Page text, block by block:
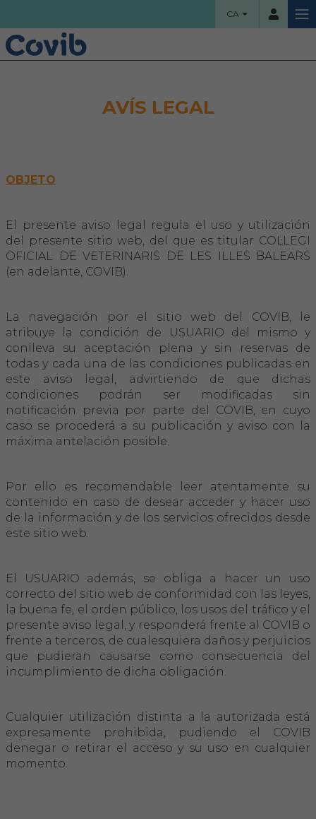
CA
Accés
HOME
Organigrama
Projectes socials
Àrea col·legial
Borsa de treball
FORMACIÓ
Formació COVIB
Formacions d'altres entitats
ACTUALITAT
Notícies
Notes de premsa
Hemeroteca
IDENTIFICACIÓ ANIMAL
INFORMACIÓ A LA CIUTADANIA
Centres veterinaris
AVÍS LEGAL
OBJETO
El presente aviso legal regula el uso y utilización
del presente sitio web, del que es titular COL·LEGI
OFICIAL DE VETERINARIS DE LES ILLES BALEARS
(en adelante, COVIB).
La navegación por el sitio web del COVIB, le
atribuye la condición de USUARIO del mismo y
conlleva su aceptación plena y sin reservas de
todas y cada una de las condiciones publicadas en
este aviso legal, advirtiendo de que dichas
condiciones podrán ser modificadas sin
notificación previa por parte del COVIB, en cuyo
caso se procederá a su publicación y aviso con la
máxima antelación posible.
Por ello es recomendable leer atentamente su
contenido en caso de desear acceder y hacer uso
de la información y de los servicios ofrecidos desde
este sitio web.
El USUARIO además, se obliga a hacer un uso
correcto del sitio web de conformidad con las leyes,
la buena fe, el orden público, los usos del tráfico y el
presente aviso legal, y responderá frente al COVIB o
frente a terceros, de cualesquiera daños y perjuicios
que pudieran causarse como consecuencia del
incumplimiento de dicha obligación.
Cualquier utilización distinta a la autorizada está
expresamente prohibida, pudiendo el COVIB
denegar o retirar el acceso y su uso en cualquier
momento.